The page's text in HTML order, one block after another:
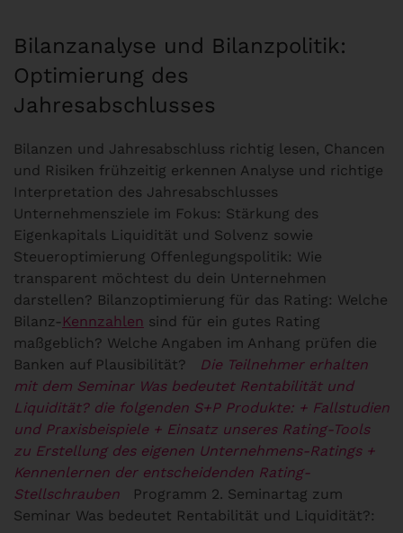
Bilanzanalyse und Bilanzpolitik:
Optimierung des
Jahresabschlusses
Bilanzen und Jahresabschluss richtig lesen, Chancen
und Risiken frühzeitig erkennen Analyse und richtige
Interpretation des Jahresabschlusses
Unternehmensziele im Fokus: Stärkung des
Eigenkapitals Liquidität und Solvenz sowie
Steueroptimierung Offenlegungspolitik: Wie
transparent möchtest du dein Unternehmen
darstellen? Bilanzoptimierung für das Rating: Welche
Bilanz- Kennzahlen sind für ein gutes Rating
maßgeblich? Welche Angaben im Anhang prüfen die
Banken auf Plausibilität?
Die Teilnehmer erhalten
mit dem Seminar Was bedeutet Rentabilität und
Liquidität? die folgenden S+P Produkte: + Fallstudien
und Praxisbeispiele + Einsatz unseres Rating-Tools
zu Erstellung des eigenen Unternehmens-Ratings +
Kennenlernen der entscheidenden Rating-
Stellschrauben Programm 2. Seminartag zum
Seminar Was bedeutet Rentabilität und Liquidität?: